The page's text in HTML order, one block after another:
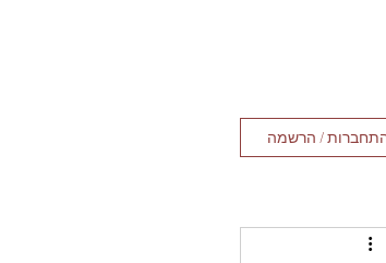
/ הרשמה